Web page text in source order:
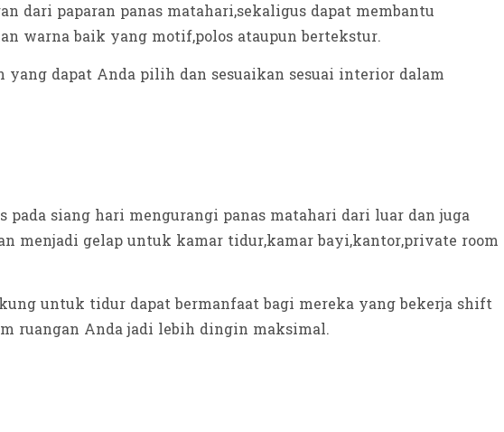
dari paparan panas matahari,sekaligus dapat membantu
warna baik yang motif,polos ataupun bertekstur.
dapat Anda pilih dan sesuaikan sesuai interior dalam
siang hari mengurangi panas matahari dari luar dan juga
menjadi gelap untuk kamar tidur,kamar bayi,kantor,private room
untuk tidur dapat bermanfaat bagi mereka yang bekerja shift
ruangan Anda jadi lebih dingin maksimal.